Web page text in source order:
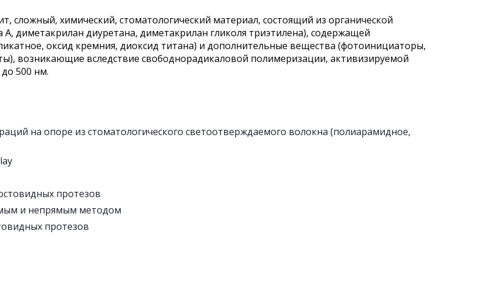
сложный, химический, стоматологический материал, состоящий из органической
диметакрилан диуретана, диметакрилан гликоля триэтилена), содержащей
оксид кремния, диоксид титана) и дополнительные вещества (фотоинициаторы,
возникающие вследствие свободнорадикаловой полимеризации, активизируемой
500 нм.
на опоре из стоматологического светоотверждаемого волокна (полиарамидное,
протезов
и непрямым методом
протезов